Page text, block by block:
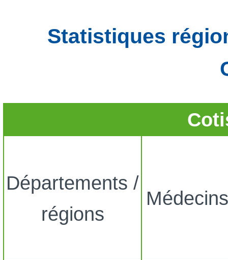
Statistiques
Départements /
régions